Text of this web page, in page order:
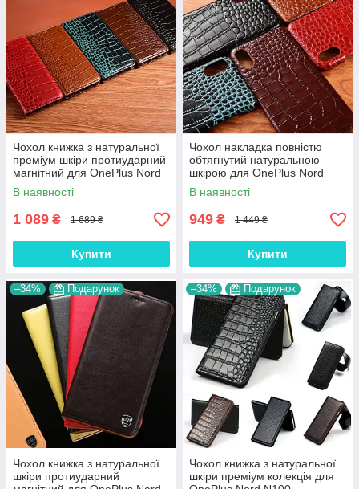
Чохол книжка з натуральної
преміум шкіри протиударний
магнітний для OnePlus Nord
N100 "CROCODILE"
В наявності
1 089 ₴ 1 689 ₴
Купити
Чохол накладка повністю
обтягнутий натуральною
шкірою для OnePlus Nord
N100 "SIGNATURE"
В наявності
949 ₴ 1 449 ₴
Купити
–34% Подарунок
Чохол книжка з натуральної
шкіри протиударний
–34% Подарунок
Чохол книжка з натуральної
шкіри преміум колекція для